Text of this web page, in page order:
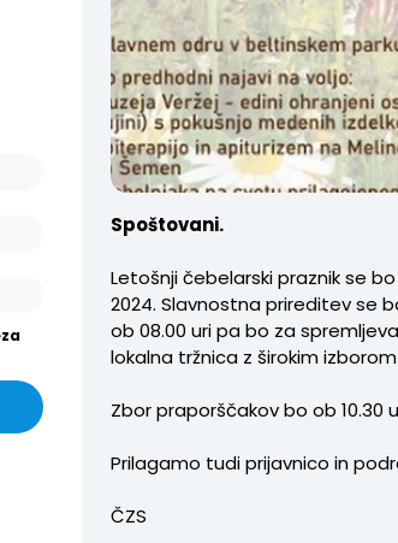
Spoštovani.
Letošnji čebelarski praznik se
2024. Slavnostna prireditev se
ob 08.00 uri pa bo za
lokalna tržnica z širokim
Zbor praporščakov bo ob 10.30
Prilagamo tudi prijavnico in
ČZS